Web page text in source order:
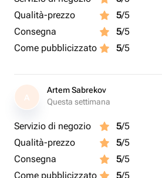
Qualità-prezzo
5/5
Consegna
5/5
Come pubblicizzato
5/5
A
Artem Sabrekov
Questa settimana
Servizio di negozio 5/5
Qualità-prezzo
5/5
Consegna
5/5
Come pubblicizzato
5/5